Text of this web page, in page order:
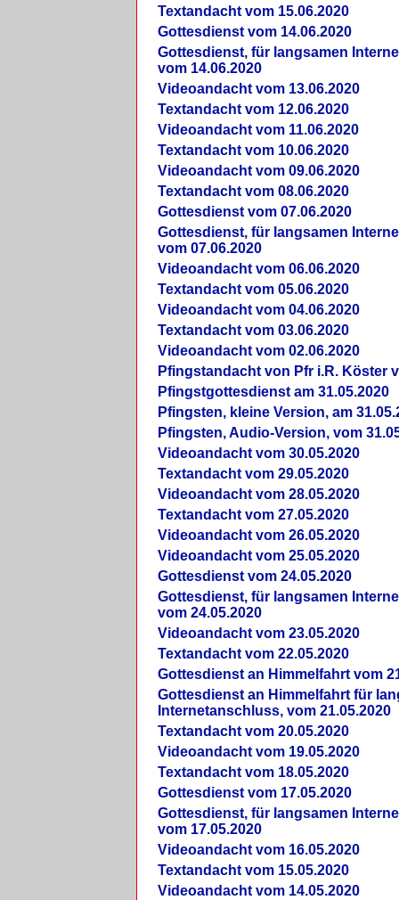
Textandacht vom 15.06.2020
Gottesdienst vom 14.06.2020
Gottesdienst, für langsamen
vom 14.06.2020
Videoandacht vom 13.06.2020
Textandacht vom 12.06.2020
Videoandacht vom 11.06.2020
Textandacht vom 10.06.2020
Videoandacht vom 09.06.2020
Textandacht vom 08.06.2020
Gottesdienst vom 07.06.2020
Gottesdienst, für langsamen
vom 07.06.2020
Videoandacht vom 06.06.2020
Textandacht vom 05.06.2020
Videoandacht vom 04.06.2020
Textandacht vom 03.06.2020
Videoandacht vom 02.06.2020
Pfingstandacht von Pfr i.R. Köster
Pfingstgottesdienst am 31.05.2020
Pfingsten, kleine Version, am
Pfingsten, Audio-Version, vom
Videoandacht vom 30.05.2020
Textandacht vom 29.05.2020
Videoandacht vom 28.05.2020
Textandacht vom 27.05.2020
Videoandacht vom 26.05.2020
Videoandacht vom 25.05.2020
Gottesdienst vom 24.05.2020
Gottesdienst, für langsamen
vom 24.05.2020
Videoandacht vom 23.05.2020
Textandacht vom 22.05.2020
Gottesdienst an Himmelfahrt vom
Gottesdienst an Himmelfahrt für
Internetanschluss, vom 21.05.2020
Textandacht vom 20.05.2020
Videoandacht vom 19.05.2020
Textandacht vom 18.05.2020
Gottesdienst vom 17.05.2020
Gottesdienst, für langsamen
vom 17.05.2020
Videoandacht vom 16.05.2020
Textandacht vom 15.05.2020
Videoandacht vom 14.05.2020